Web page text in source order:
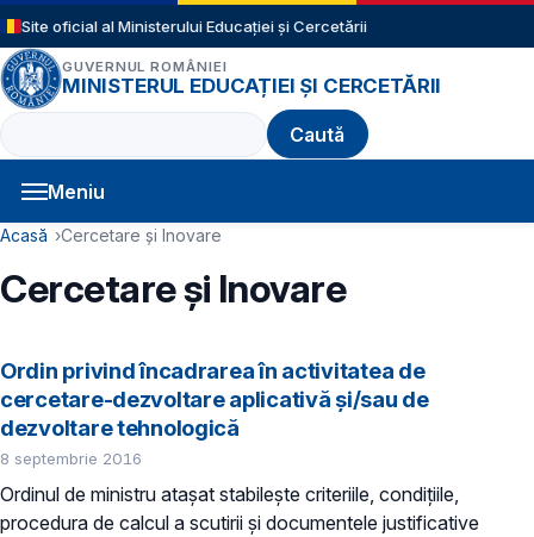
Sari la conținutul principal
Site oficial al Ministerului Educației și Cercetării
GUVERNUL ROMÂNIEI
MINISTERUL EDUCAȚIEI ȘI CERCETĂRII
Caută
Meniu
Navigație principală
Cale de navigare
Acasă Cercetare și Inovare
Cercetare și Inovare
Ordin privind încadrarea în activitatea de
cercetare-dezvoltare aplicativă şi/sau de
dezvoltare tehnologică
8 septembrie 2016
Ordinul de ministru ataşat stabileşte criteriile, condiţiile,
procedura de calcul a scutirii şi documentele justificative